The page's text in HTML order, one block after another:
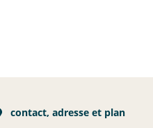
contact, adresse et plan